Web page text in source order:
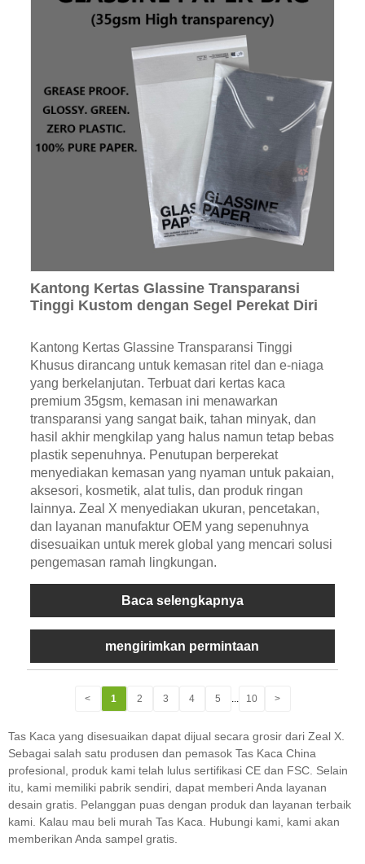
Kantong Kertas Glassine Transparansi
Tinggi Kustom dengan Segel Perekat Diri
Kantong Kertas Glassine Transparansi Tinggi
Khusus dirancang untuk kemasan ritel dan e-niaga
yang berkelanjutan. Terbuat dari kertas kaca
premium 35gsm, kemasan ini menawarkan
transparansi yang sangat baik, tahan minyak, dan
hasil akhir mengkilap yang halus namun tetap bebas
plastik sepenuhnya. Penutupan berperekat
menyediakan kemasan yang nyaman untuk pakaian,
aksesori, kosmetik, alat tulis, dan produk ringan
lainnya. Zeal X menyediakan ukuran, pencetakan,
dan layanan manufaktur OEM yang sepenuhnya
disesuaikan untuk merek global yang mencari solusi
pengemasan ramah lingkungan.
Baca selengkapnya
mengirimkan permintaan
< 1 2 3 4 5 ... 10 >
Tas Kaca yang disesuaikan dapat dijual secara grosir dari Zeal X.
Sebagai salah satu produsen dan pemasok Tas Kaca China
profesional, produk kami telah lulus sertifikasi CE dan FSC. Selain
itu, kami memiliki pabrik sendiri, dapat memberi Anda layanan
desain gratis. Pelanggan puas dengan produk dan layanan terbaik
kami. Kalau mau beli murah Tas Kaca. Hubungi kami, kami akan
memberikan Anda sampel gratis.